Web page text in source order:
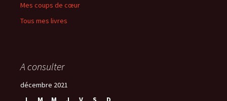
Mes coups de cœur
Tous mes livres
A consulter
décembre 2021